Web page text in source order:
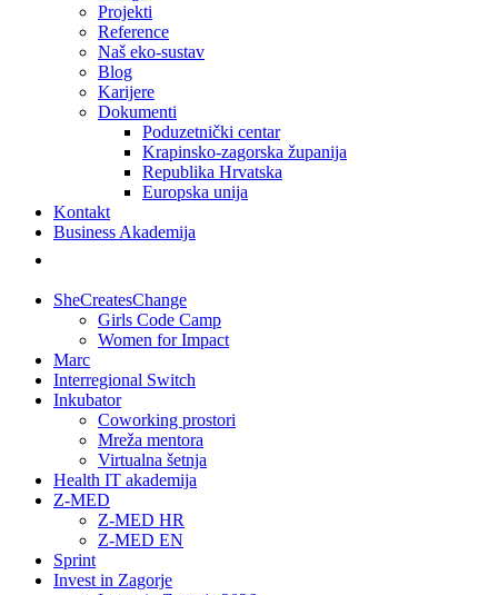
Projekti
Reference
Naš eko-sustav
Blog
Karijere
Dokumenti
Poduzetnički centar
Krapinsko-zagorska županija
Republika Hrvatska
Europska unija
Kontakt
Business Akademija
SheCreatesChange
Girls Code Camp
Women for Impact
Marc
Interregional Switch
Inkubator
Coworking prostori
Mreža mentora
Virtualna šetnja
Health IT akademija
Z-MED
Z-MED HR
Z-MED EN
Sprint
Invest in Zagorje